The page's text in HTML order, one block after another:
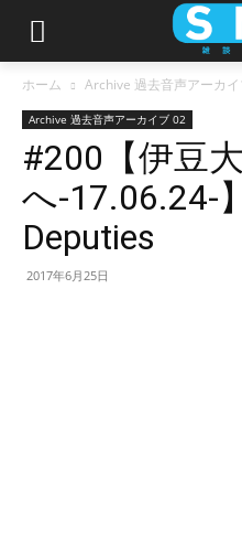
ホーム Archive 過去音声アーカ
Archive 過去音声アーカイブ 02
#200【伊豆
へ-17.06.24-
Deputies
2017年6月25日